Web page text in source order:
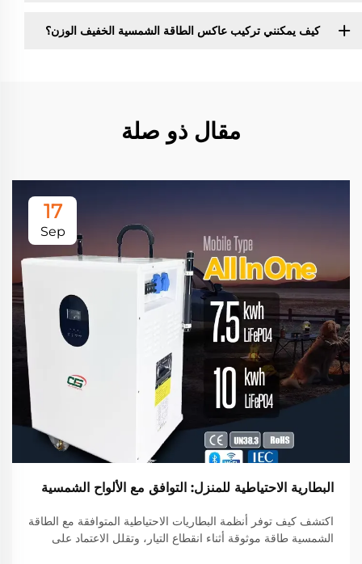
كيف يمكنني تركيب عاكس الطاقة الشمسية الخفيف الوزن؟
مقال ذو صلة
17
Sep
البطارية الاحتياطية للمنزل: التوافق مع الألواح الشمسية
اكتشف كيف توفر أنظمة البطاريات الاحتياطية المتوافقة مع الطاقة
الشمسية طاقة موثوقة أثناء انقطاع التيار، وتقلل الاعتماد على